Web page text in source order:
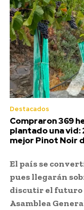
Destacados
Compraron 369
plantado una vid:
mejor Pinot Noir
El país se
pues llegarán
discutir el futuro
Asamblea